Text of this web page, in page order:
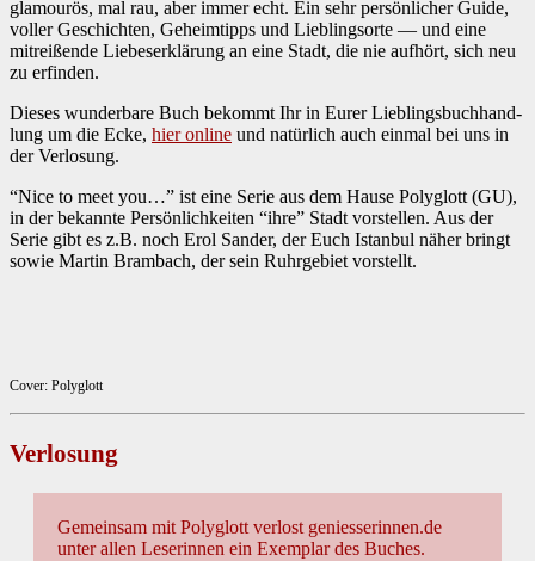
glam­ourös, mal rau, aber immer echt. Ein sehr per­sön­lich­er Guide,
voller Geschicht­en, Geheimtipps und Liebling­sorte — und eine
mitreißende Liebe­serk­lärung an eine Stadt, die nie aufhört, sich neu
zu erfind­en.
Dieses wun­der­bare Buch bekommt Ihr in Eur­er Lieblings­buch­hand­
lung um die Ecke, hier online und natür­lich auch ein­mal bei uns in
der Ver­losung.
“Nice to meet you…” ist eine Serie aus dem Hause Poly­glott (GU),
in der bekan­nte Per­sön­lichkeit­en “ihre” Stadt vorstellen. Aus der
Serie gibt es z.B. noch Erol Sander, der Euch Istan­bul näher bringt
sowie Mar­tin Bram­bach, der sein Ruhrge­bi­et vorstellt.
Cov­er: Poly­glott
Ver­losung
Gemein­sam mit Poly­glott ver­lost geniesserinnen.de
unter allen Leserin­nen ein Exem­plar des Buch­es.